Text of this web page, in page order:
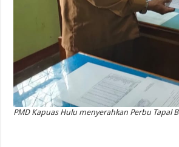
PMD Kapuas Hulu menyerahkan Perbu Tapal